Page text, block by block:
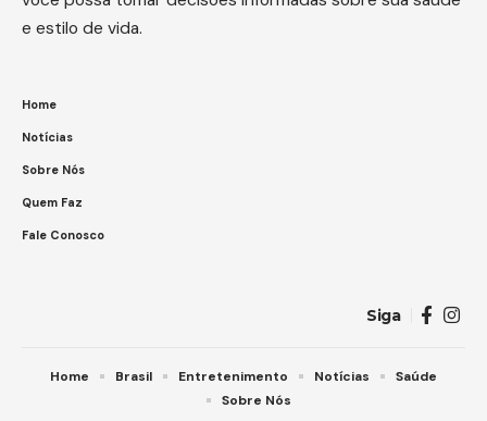
e estilo de vida.
Home
Notícias
Sobre Nós
Quem Faz
Fale Conosco
Siga
Home Brasil Entretenimento Notícias
Saúde
Sobre Nós